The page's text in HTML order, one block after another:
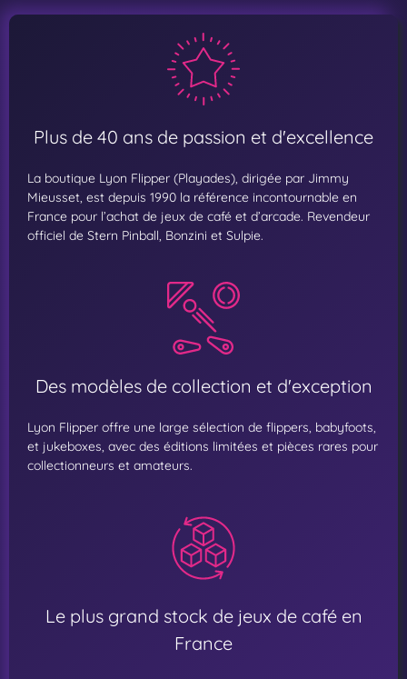
Plus de 40 ans de passion et d'excellence
La boutique Lyon Flipper (Playades), dirigée par Jimmy
Mieusset, est depuis 1990 la référence incontournable en
France pour l’achat de jeux de café et d’arcade. Revendeur
officiel de Stern Pinball, Bonzini et Sulpie.
Des modèles de collection et d'exception
Lyon Flipper offre une large sélection de flippers, babyfoots,
et jukeboxes, avec des éditions limitées et pièces rares pour
collectionneurs et amateurs.
Le plus grand stock de jeux de café en
France